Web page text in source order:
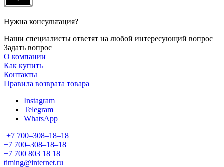
Нужна консультация?
Наши специалисты ответят на любой интересующий вопрос
Задать вопрос
О компании
Как купить
Контакты
Правила возврата товара
Instagram
Telegram
WhatsApp
+7 700‒308‒18‒18
+7 700‒308‒18‒18
+7 700 803 18 18
timing@internet.ru